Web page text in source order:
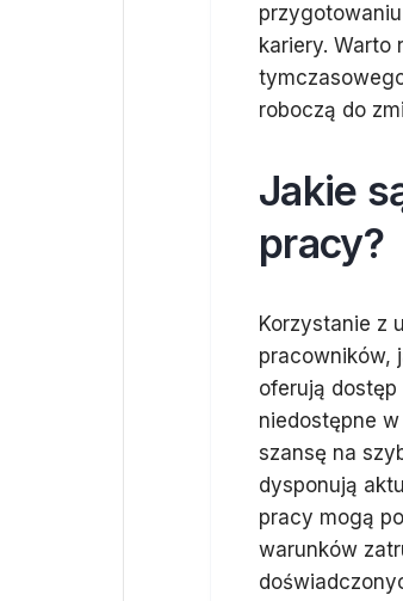
kariery. Warto
roboczą do
Jakie
pracy?
Korzystanie z
pracowników,
oferują
niedostępne
szansę na
dysponują
pracy mogą
warunków